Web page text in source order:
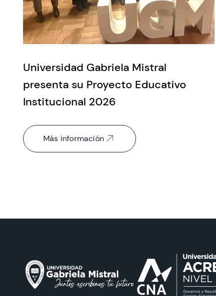
Universidad Gabriela Mistral
presenta su Proyecto Educativo
Institucional 2026
Más información